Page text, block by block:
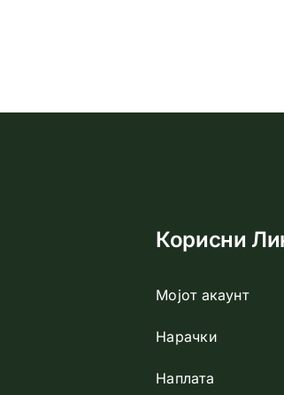
Корисни
Мојот акаунт
Нарачки
Наплата